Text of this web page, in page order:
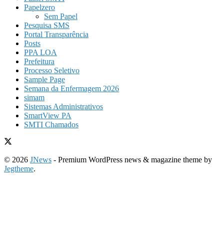
Papelzero
Sem Papel
Pesquisa SMS
Portal Transparência
Posts
PPA LOA
Prefeitura
Processo Seletivo
Sample Page
Semana da Enfermagem 2026
simam
Sistemas Administrativos
SmartView PA
SMTI Chamados
© 2026 JNews - Premium WordPress news & magazine theme by
Jegtheme.